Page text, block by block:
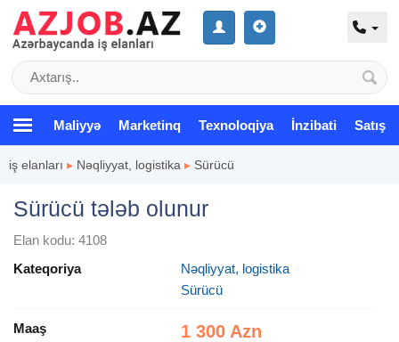
Maliyyə Marketinq Texnoloqiya İnzibati Satış
iş elanları ▸ Nəqliyyat, logistika ▸ Sürücü
Sürücü tələb olunur
Elan kodu: 4108
Kateqoriya
Nəqliyyat, logistika
Sürücü
Maaş 1 300 Azn